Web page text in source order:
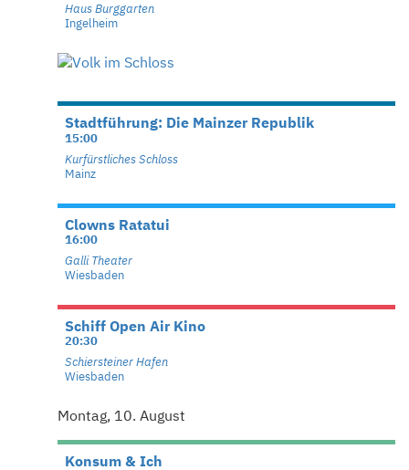
Haus Burggarten
Ingelheim
Stadtführung: Die Mainzer Republik
15:00
Kurfürstliches Schloss
Mainz
Clowns Ratatui
16:00
Galli Theater
Wiesbaden
Schiff Open Air Kino
20:30
Schiersteiner Hafen
Wiesbaden
Montag, 10. August
Konsum & Ich